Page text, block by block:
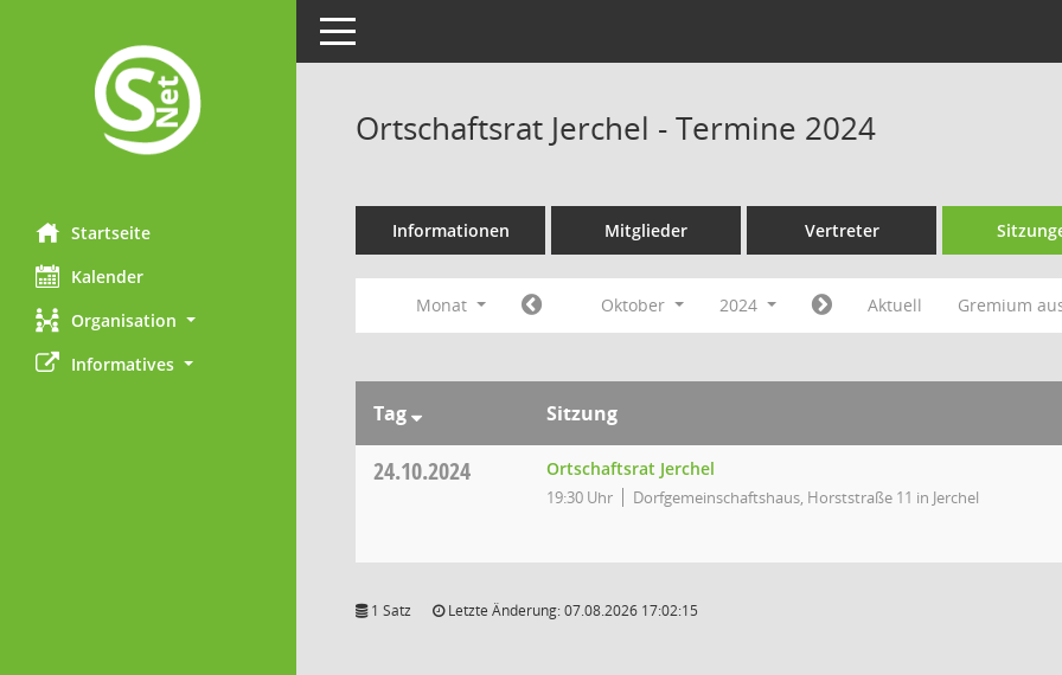
Startseite
Kalender
Organisation
Informatives
Toggle navigation
Ortschaftsrat Jerchel - Termine 2024
Informationen Mitglieder Vertreter
Monat Oktober 2024 Aktuell Gremium
Tag Sitzung
24.10.2024 Ortschaftsrat Jerchel
19:30 Uhr Dorfgemeinschaftshaus, Horststraße 11 in Jerchel
1 Satz Letzte Änderung: 07.08.2026 17:02:15